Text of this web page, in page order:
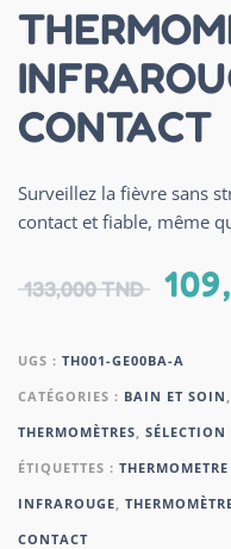
CONTACT
Surveillez la fièvre sans
contact et fiable, même
133,000TND
UGS : TH001-GE00BA-A
CATÉGORIES : BAIN ET SOIN
THERMOMÈTRES
ÉTIQUETTES :
INFRAROUGE
CONTACT